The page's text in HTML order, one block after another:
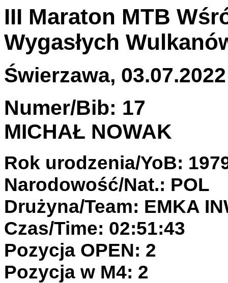
III Maraton MTB
Wygasłych
Świerzawa,
Numer/Bib: 17
MICHAŁ NOWAK
Rok urodzenia/YoB:
Narodowość/Nat.: POL
Drużyna/Team: EMKA
Czas/Time: 02:51:43
Pozycja OPEN: 2
Pozycja w M4: 2